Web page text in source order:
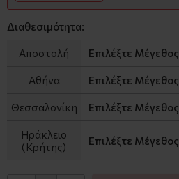
Διαθεσιμότητα:
Αποστολή Επιλέξτε Μέγεθος
Αθήνα Επιλέξτε Μέγεθος
Θεσσαλονίκη Επιλέξτε Μέγεθος
Ηράκλειο
(Κρήτης)
Επιλέξτε Μέγεθος